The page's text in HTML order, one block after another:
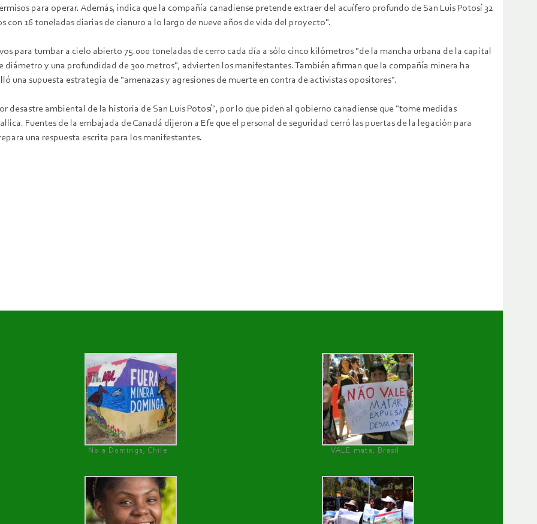
para operar. Además, indica que la compañía canadiense pretende extraer del acuífero profundo de San Luis Potosí 32
con 16 toneladas diarias de cianuro a lo largo de nueve años de vida del proyecto".
para tumbar a cielo abierto 75.000 toneladas de cerro cada día a sólo cinco kilómetros "de la mancha urbana de la capital
y una profundidad de 300 metros", advierten los manifestantes. También afirman que la compañía minera ha
una supuesta estrategia de "amenazas y agresiones de muerte en contra de activistas opositores".
desastre ambiental de la historia de San Luis Potosí", por lo que piden al gobierno canadiense que "tome medidas
Fuentes de la embajada de Canadá dijeron a Efe que el personal de seguridad cerró las puertas de la legación para
una respuesta escrita para los manifestantes.
No a Dominga, Chile
VALE mata, Brasil